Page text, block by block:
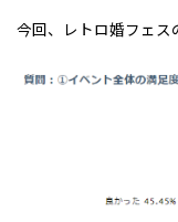
今回、レトロ婚フェス